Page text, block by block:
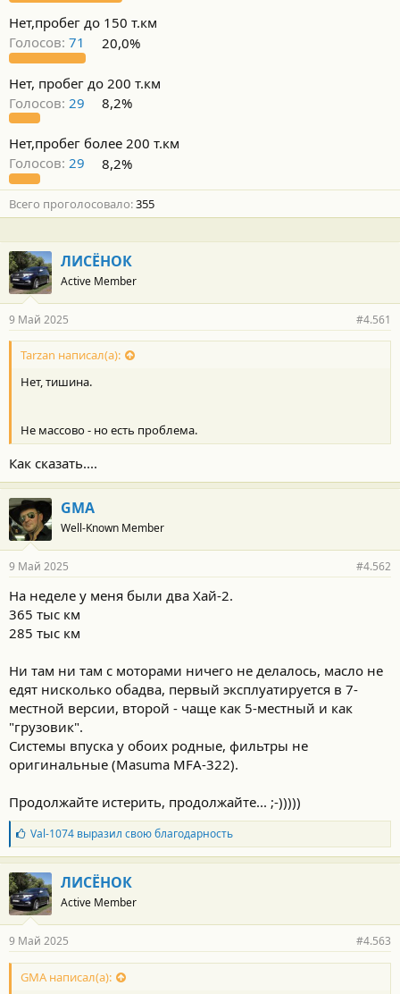
Нет,пробег до 150 т.км
Голосов: 71 20,0%
Нет, пробег до 200 т.км
Голосов: 29 8,2%
Нет,пробег более 200 т.км
Голосов: 29 8,2%
Всего проголосовало 355
ЛИСЁНОК
Active Member
9 Май 2025 #4.561
Tarzan написал(а):
Нет, тишина.
Не массово - но есть проблема.
Как сказать....
GMA
Well-Known Member
9 Май 2025 #4.562
На неделе у меня были два Хай-2.
365 тыс км
285 тыс км
Ни там ни там с моторами ничего не делалось, масло не
едят нисколько обадва, первый эксплуатируется в 7-
местной версии, второй - чаще как 5-местный и как
"грузовик".
Системы впуска у обоих родные, фильтры не
оригинальные (Masuma MFA-322).
Продолжайте истерить, продолжайте... ;-)))))
Б
л
а
г
о
д
а
н
о
с
Val-1074выразил свою благодарность
ЛИСЁНОК
Active Member
9 Май 2025 #4.563
GMA написал(а):